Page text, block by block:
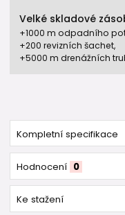
Velké skladové
+1000 m odpadního
+200 revizních šachet,
+5000 m drenážních
Kompletní specifikace
Hodnocení 0
Ke stažení